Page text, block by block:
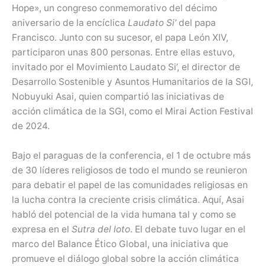
Hope», un congreso conmemorativo del décimo
aniversario de la encíclica Laudato Si’del papa
Francisco. Junto con su sucesor, el papa León XIV,
participaron unas 800 personas. Entre ellas estuvo,
invitado por el Movimiento Laudato Si’, el director de
Desarrollo Sostenible y Asuntos Humanitarios de la SGI,
Nobuyuki Asai, quien compartió las iniciativas de
acción climática de la SGI, como el Mirai Action Festival
de 2024.
Bajo el paraguas de la conferencia, el 1 de octubre más
de 30 líderes religiosos de todo el mundo se reunieron
para debatir el papel de las comunidades religiosas en
la lucha contra la creciente crisis climática. Aquí, Asai
habló del potencial de la vida humana tal y como se
expresa en el Sutra del loto. El debate tuvo lugar en el
marco del Balance Ético Global, una iniciativa que
promueve el diálogo global sobre la acción climática